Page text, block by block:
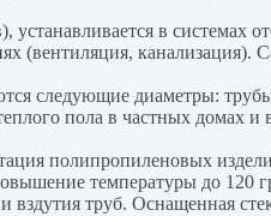
в
(вентиляция,
следующие диаметры:
пола в частных
полипропиленовых
температуры до 120
вздутия труб. Оснащенная